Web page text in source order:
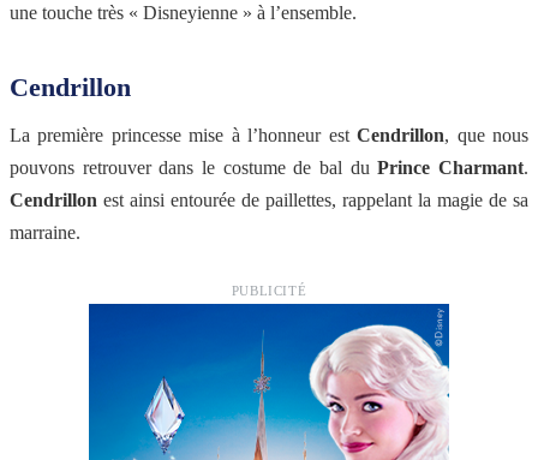
une touche très « Disneyienne » à l’ensemble.
Cendrillon
La première princesse mise à l’honneur estCendrillon, que nous
pouvons retrouver dans le costume de bal duPrince Charmant.
Cendrillon est ainsi entourée de paillettes, rappelant la magie de sa
marraine.
PUBLICITÉ